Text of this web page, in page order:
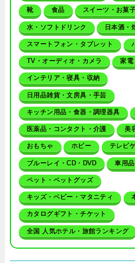
靴 食品 スイーツ・お菓
水・ソフトドリンク 日本酒・
スマートフォン・タブレット
TV・オーディオ・カメラ 家電
インテリア・寝具・収納
日用品雑貨・文房具・手芸
キッチン用品・食器・調理器具
医薬品・コンタクト・介護 美
おもちゃ ホビー テレビ
ブルーレイ・CD・DVD 車用
ペット・ペットグッズ
キッズ・ベビー・マタニティ
カタログギフト・チケット
全国 人気ホテル・旅館ランキング